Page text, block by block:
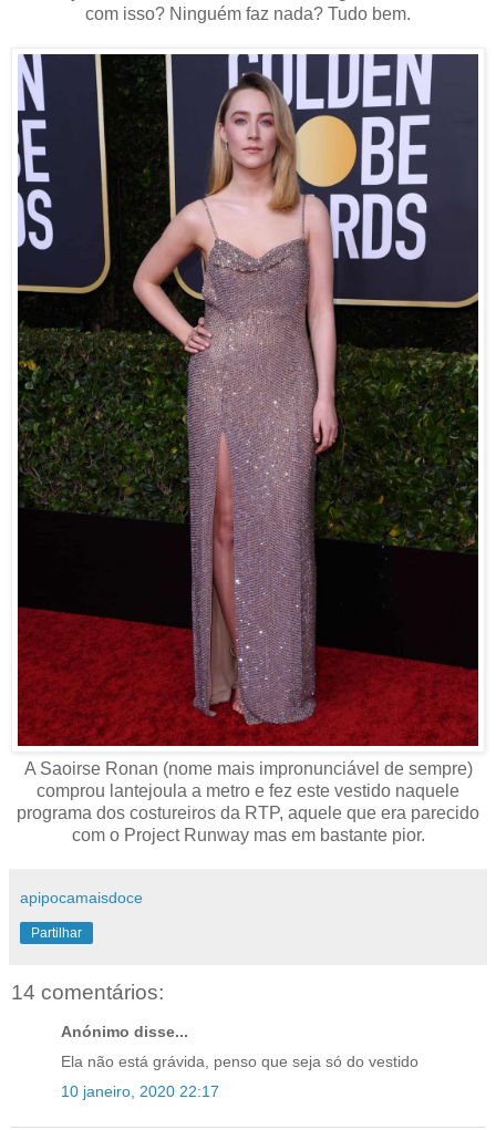
com isso? Ninguém faz nada? Tudo bem.
A Saoirse Ronan (nome mais impronunciável de sempre)
comprou lantejoula a metro e fez este vestido naquele
programa dos costureiros da RTP, aquele que era parecido
com o Project Runway mas em bastante pior.
apipocamaisdoce
Partilhar
14 comentários:
Anónimo disse...
Ela não está grávida, penso que seja só do vestido
10 janeiro, 2020 22:17